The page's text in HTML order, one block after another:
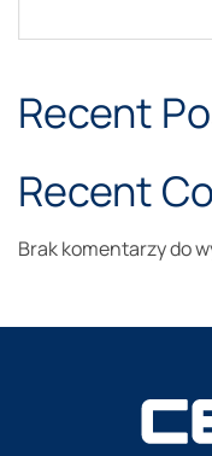
Recent
Recent
Brak komentarzy do